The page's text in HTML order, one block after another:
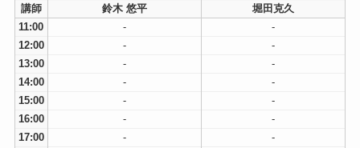
講師 鈴木 悠平
堀田克久
11:00
-
-
12:00
-
-
13:00
-
-
14:00
-
-
15:00
-
-
16:00
-
-
17:00
-
-